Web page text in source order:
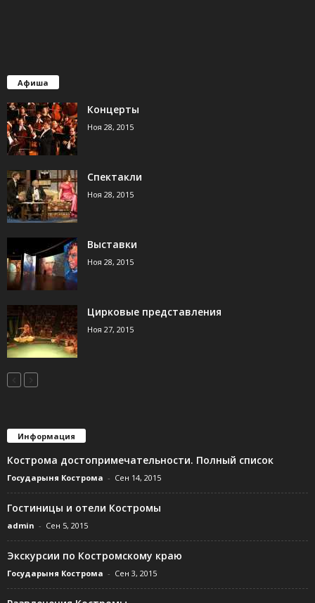
Афиша
Концерты
Ноя 28, 2015
Спектакли
Ноя 28, 2015
Выставки
Ноя 28, 2015
Цирковые представления
Ноя 27, 2015
Информация
Кострома достопримечательности. Полный список
Государыня Кострома - Сен 14, 2015
Гостиницы и отели Костромы
admin - Сен 5, 2015
Экскурсии по Костромскому краю
Государыня Кострома - Сен 3, 2015